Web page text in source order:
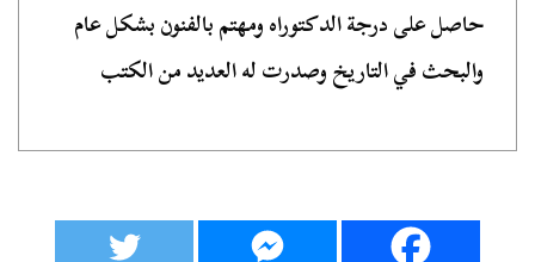
حاصل على درجة الدكتوراه ومهتم بالفنون بشكل عام
والبحث في التاريخ وصدرت له العديد من الكتب